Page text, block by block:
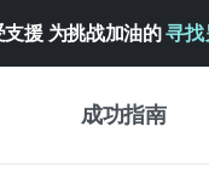
支援 为挑战加油的寻找
成功指南